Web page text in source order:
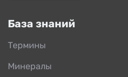
База знаний
Термины
Минералы